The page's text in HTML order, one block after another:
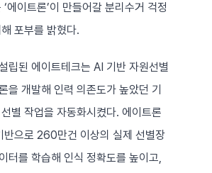
에이트론’이 만들어갈 분리수거 걱정
포부를 밝혔다.
립된 에이트테크는 AI 기반 자원선별
을 개발해 인력 의존도가 높았던 기
별 작업을 자동화시켰다. 에이트론
반으로 260만건 이상의 실제 선별장
터를 학습해 인식 정확도를 높이고,